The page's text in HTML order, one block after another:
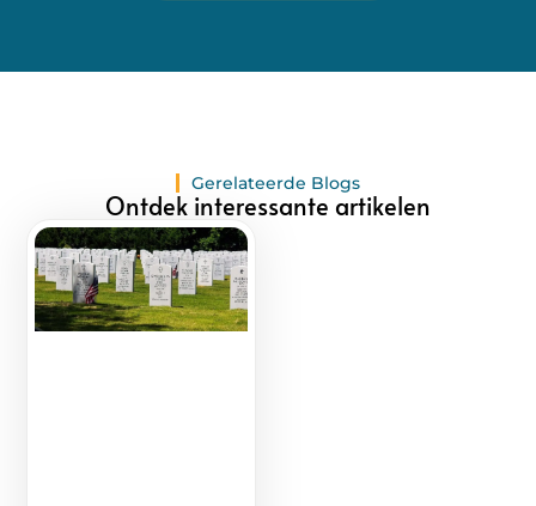
Gerelateerde Blogs
Ontdek interessante artikelen